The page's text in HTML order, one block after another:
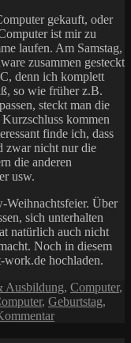
gekauft, oder
ist mir zu
laufen. Am Samstag,
zusammen gesteckt
denn ich komplett
so wie früher z.B.
steckt man die
kommen
finde ich, dass
zwar nicht nur die
die anderen
usw.
Weihnachtsfeier. Über
sich unterhalten
natürlich auch nicht
Noch in diesem
work.de hochladen.
Ausbildung, Computer,
, Geburtstag,
zu